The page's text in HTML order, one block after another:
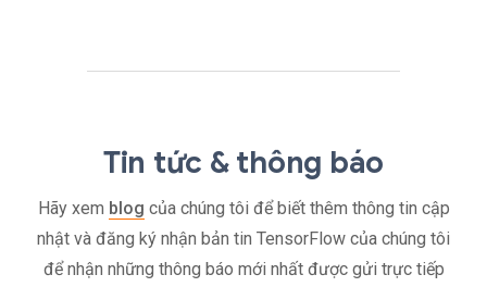
Tin tức & thông báo
Hãy xem blog của chúng tôi để biết thêm thông tin cập
nhật và đăng ký nhận bản tin TensorFlow của chúng tôi
để nhận những thông báo mới nhất được gửi trực tiếp